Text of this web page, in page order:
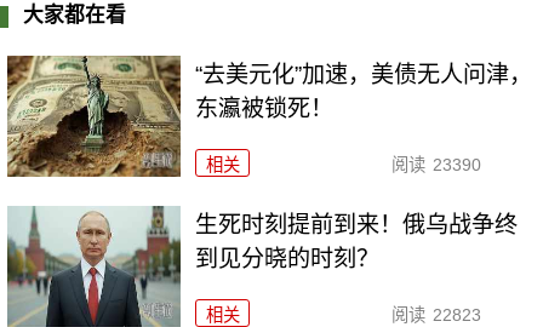
大家都在看
“去美元化”加速，美债无人问津，
东瀛被锁死！
相关 阅读 23390
生死时刻提前到来！俄乌战争终
到见分晓的时刻？
相关 阅读 22823